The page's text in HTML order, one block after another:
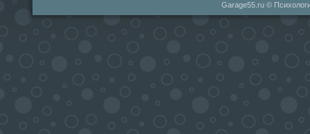
Garage55.ru ©